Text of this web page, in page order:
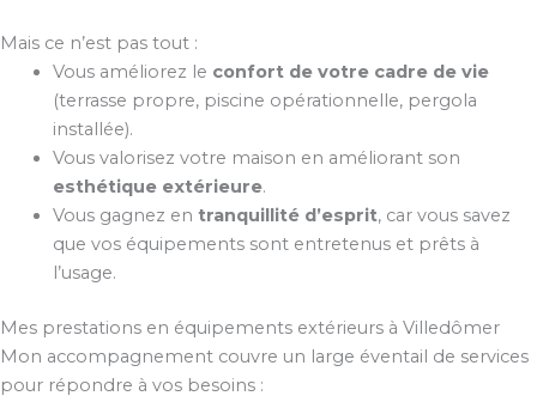
Mais ce n’est pas tout :
Vous améliorez le confort de votre cadre de vie
(terrasse propre, piscine opérationnelle, pergola
installée).
Vous valorisez votre maison en améliorant son
esthétique extérieure.
Vous gagnez en tranquillité d’esprit, car vous savez
que vos équipements sont entretenus et prêts à
l’usage.
Mes prestations en équipements extérieurs à Villedômer
Mon accompagnement couvre un large éventail de services
pour répondre à vos besoins :